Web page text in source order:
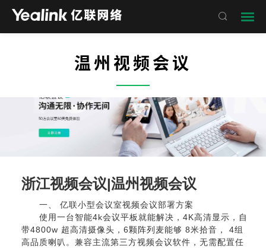

温州视频会议
——
浙江视频会议|温州视频会议
一、 亿联小型会议室视频会议部署方案
使用一台智能4k会议平板就能解决，4K高清显示，自
带4800w 超高清摄像头，6颗阵列麦能够 8米拾音， 4组
高品质喇叭。兼容主流第三方视频会议软件，无需配置任